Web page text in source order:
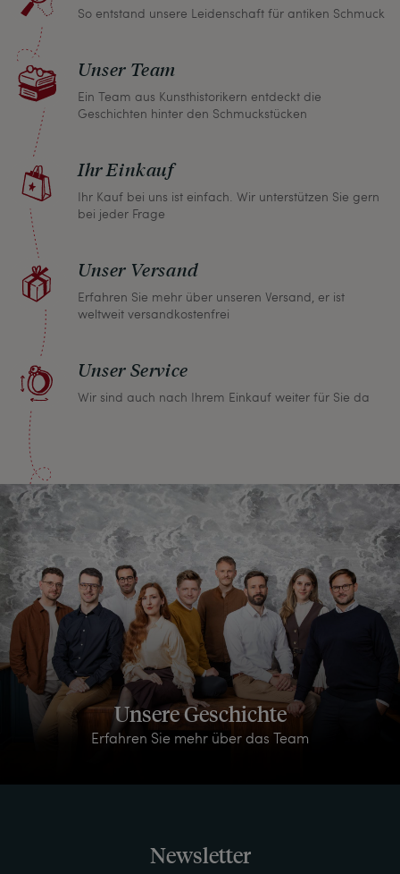
Sollten Sie aus irgendeinem Grund doch einmal
nicht zufrieden sein, nehmen Sie bitte mit uns
Kontakt auf und wir finden umgehend eine
gemeinsame Lösung. Unabhängig davon können
Sie innerhalb von einem Monat jeden Artikel
zurückgeben und wir erstatten Ihnen den vollen
Kaufpreis.
So entstand unsere Leidenschaft für antiken Schmuck
Unser Team
Ein Team aus Kunsthistorikern entdeckt die
Geschichten hinter den Schmuckstücken
Ihr Einkauf
Ihr Kauf bei uns ist einfach. Wir unterstützen Sie gern
bei jeder Frage
Unser Versand
Erfahren Sie mehr über unseren Versand, er ist
weltweit versandkostenfrei
Unser Service
Wir sind auch nach Ihrem Einkauf weiter für Sie da
Unsere Geschichte
Erfahren Sie mehr über das Team
Newsletter